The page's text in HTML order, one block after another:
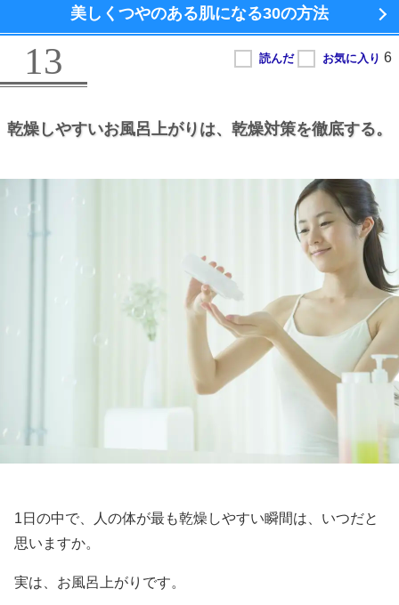
美しくつやのある肌になる30の方法
13
乾燥しやすいお風呂上がりは、 乾燥対策を徹底する。
1日の中で、人の体が最も乾燥しやすい瞬間は、いつだと
思いますか。
実は、お風呂上がりです。